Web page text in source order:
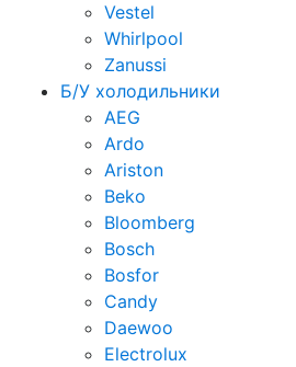
Vestel
Whirlpool
Zanussi
Б/У холодильники
AEG
Ardo
Ariston
Beko
Bloomberg
Bosch
Bosfor
Candy
Daewoo
Electrolux